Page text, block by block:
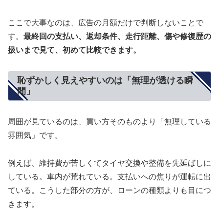
ここで大事なのは、広告の月額だけで判断しないことで
す。 最終回の支払い、返却条件、走行距離、傷や修復歴の
扱いまで見て、初めて比較できます。
恥ずかしく見えやすいのは「無理が透ける瞬
間」
周囲が見ているのは、買い方そのものより「無理している
雰囲気」です。
例えば、維持費が苦しくてタイヤ交換や整備を先延ばしに
している。車内が荒れている。支払いへの焦りが運転に出
ている。こうした部分の方が、ローンの種類よりも目につ
きます。